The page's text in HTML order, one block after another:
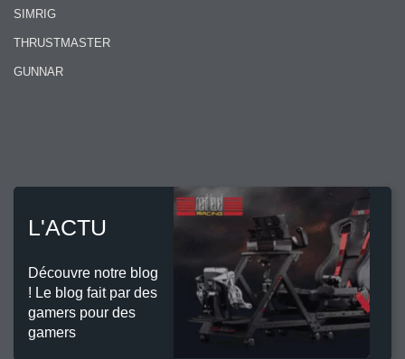
SIMRIG
THRUSTMASTER
GUNNAR
L'ACTU
Découvre notre blog
! Le blog fait par des
gamers pour des
gamers